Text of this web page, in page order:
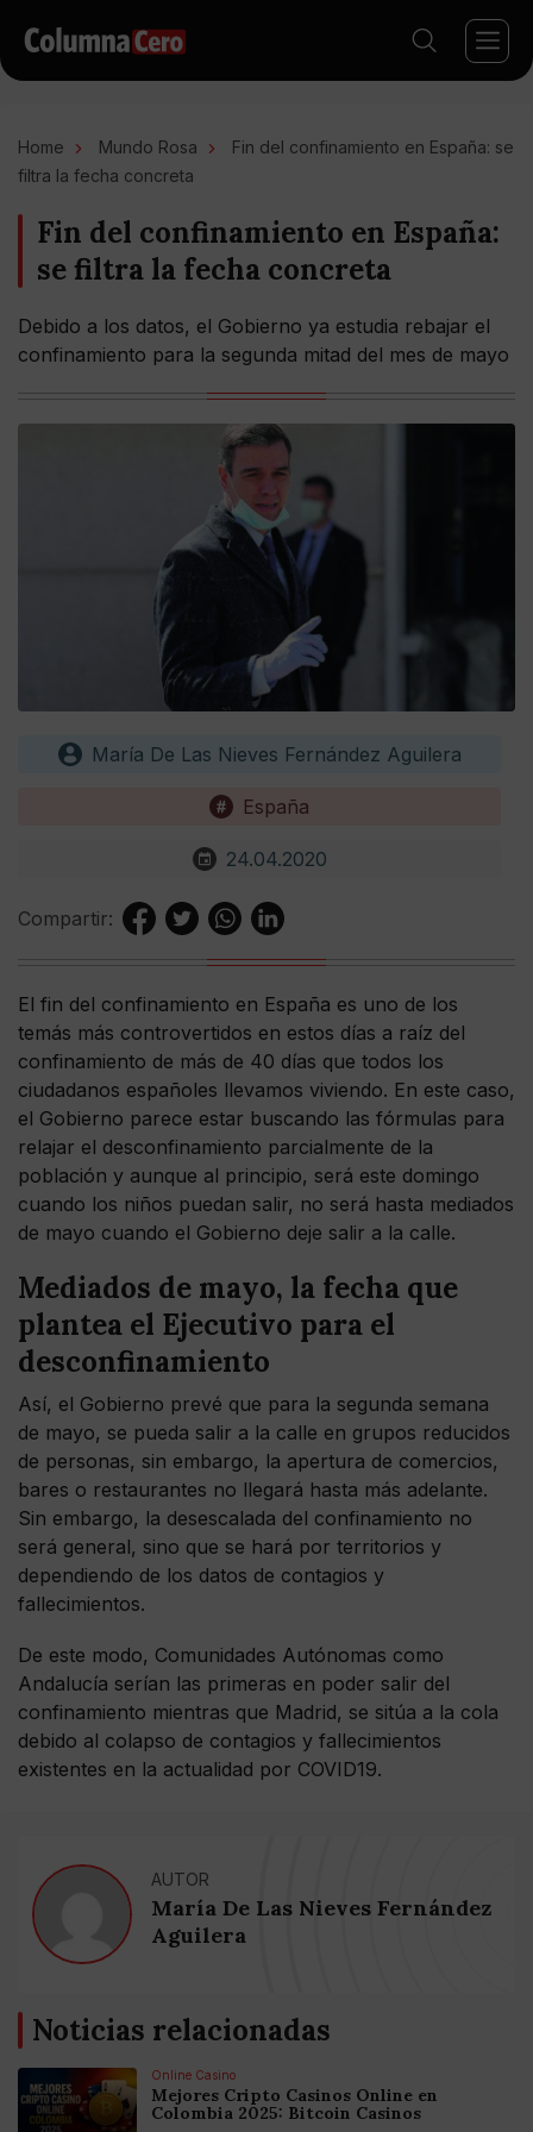
Home Mundo Rosa
Fin del confinamiento en España: se
filtra la fecha concreta
Fin del confinamiento en España:
se filtra la fecha concreta
Debido a los datos, el Gobierno ya estudia rebajar el
confinamiento para la segunda mitad del mes de mayo
María De Las Nieves Fernández Aguilera
España
24.04.2020
Compartir:
El fin del confinamiento en España es uno de los
temás más controvertidos en estos días a raíz del
confinamiento de más de 40 días que todos los
ciudadanos españoles llevamos viviendo. En este caso,
el Gobierno parece estar buscando las fórmulas para
relajar el desconfinamiento parcialmente de la
población y aunque al principio, será este domingo
cuando los niños puedan salir, no será hasta mediados
de mayo cuando el Gobierno deje salir a la calle.
Mediados de mayo, la fecha que
plantea el Ejecutivo para el
desconfinamiento
Así, el Gobierno prevé que para la segunda semana
de mayo, se pueda salir a la calle en grupos reducidos
de personas, sin embargo, la apertura de comercios,
bares o restaurantes no llegará hasta más adelante.
Sin embargo, la desescalada del confinamiento no
será general, sino que se hará por territorios y
dependiendo de los datos de contagios y
fallecimientos.
De este modo, Comunidades Autónomas como
Andalucía serían las primeras en poder salir del
confinamiento mientras que Madrid, se sitúa a la cola
debido al colapso de contagios y fallecimientos
existentes en la actualidad por COVID19.
AUTOR
María De Las Nieves Fernández
Aguilera
Noticias relacionadas
Online Casino
Mejores Cripto Casinos Online en
Colombia 2025: Bitcoin Casinos